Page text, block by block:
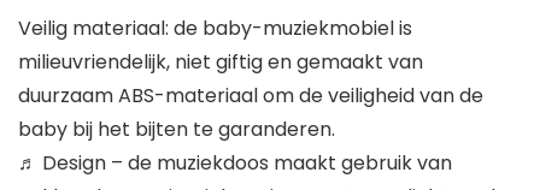
Veilig materiaal: de baby-muziekmobiel is
milieuvriendelijk, niet giftig en gemaakt van
duurzaam ABS-materiaal om de veiligheid van de
baby bij het bijten te garanderen.
♬ Design – de muziekdoos maakt gebruik van